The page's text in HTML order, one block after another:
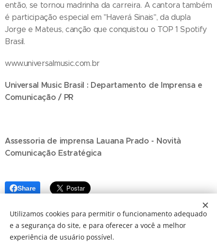
então, se tornou madrinha da carreira. A cantora também
é participação especial em "Haverá Sinais", da dupla
Jorge e Mateus, canção que conquistou o TOP 1 Spotify
Brasil.
www.universalmusic.com.br
Universal Music Brasil : Departamento de Imprensa e
Comunicação / PR
Assessoria de imprensa Lauana Prado - Novità
Comunicação Estratégica
Share
Utilizamos cookies para permitir o funcionamento adequado
e a segurança do site, e para oferecer a você a melhor
experiência de usuário possível.